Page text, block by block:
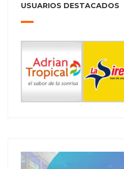
USUARIOS DESTACADOS